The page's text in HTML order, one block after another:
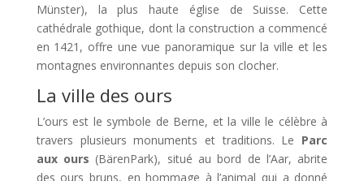
Münster), la plus haute église de Suisse. Cette
cathédrale gothique, dont la construction a commencé
en 1421, offre une vue panoramique sur la ville et les
montagnes environnantes depuis son clocher.
La ville des ours
L’ours est le symbole de Berne, et la ville le célèbre à
travers plusieurs monuments et traditions. Le Parc
aux ours (BärenPark), situé au bord de l’Aar, abrite
des ours bruns, en hommage à l’animal qui a donné